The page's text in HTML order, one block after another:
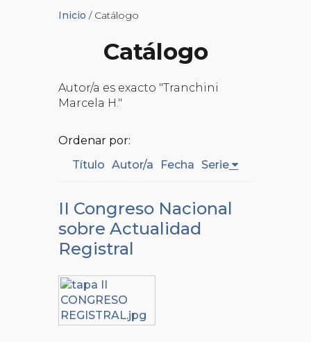
Inicio / Catálogo
Catálogo
Autor/a es exacto "Tranchini
Marcela H."
Ordenar por:
Título Autor/a Fecha Serie
II Congreso Nacional
sobre Actualidad
Registral